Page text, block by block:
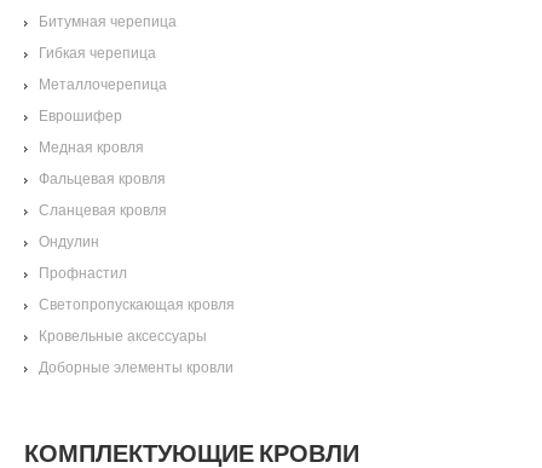
Битумная черепица
Гибкая черепица
Металлочерепица
Еврошифер
Медная кровля
Фальцевая кровля
Сланцевая кровля
Ондулин
Профнастил
Светопропускающая кровля
Кровельные аксессуары
Доборные элементы кровли
КОМПЛЕКТУЮЩИЕ КРОВЛИ